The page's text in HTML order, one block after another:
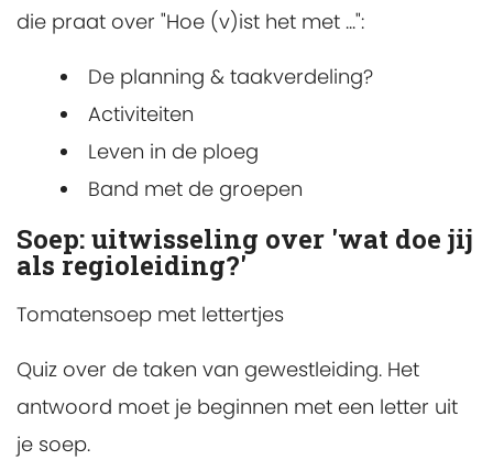
die praat over "Hoe (v)ist het met ...":
De planning & taakverdeling?
Activiteiten
Leven in de ploeg
Band met de groepen
Soep: uitwisseling over 'wat doe jij
als regioleiding?'
Tomatensoep met lettertjes
Quiz over de taken van gewestleiding. Het
antwoord moet je beginnen met een letter uit
je soep.